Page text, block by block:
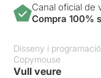
Canal oficial de
Compra 100%
Disseny i
Copymouse
Vull veure